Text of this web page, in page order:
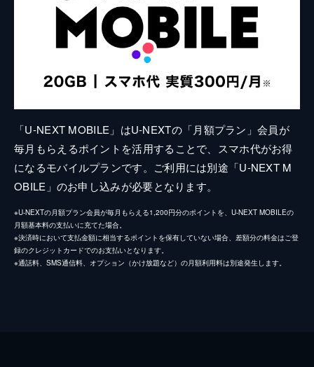
「U-NEXT MOBILE」はU-NEXTの「月額プラン」会員が
毎月もらえるポイントを活用することで、スマホ代がお得
になるモバイルプランです。ご利用には別途「U-NEXT M
OBILE」のお申し込みが必要となります。
※U-NEXTの月額プラン会員が毎月もらえる1,200円分のポイントを、U-NEXT MOBILEの
月額基本料の支払いに充てた場合。
※決済時において支払金額に相当するポイントを保有していない場合、差額分の料金はご登
録のクレジットカードでのお支払いとなります。
※通話料、SMS通信料、オプション（かけ放題など）の月額利用料は別途発生します。